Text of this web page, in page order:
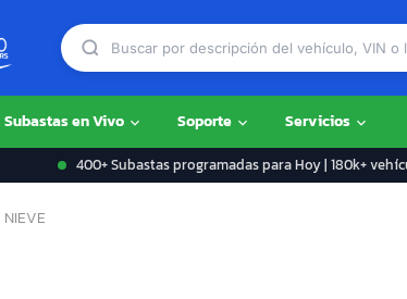
Subastas en Vivo Soporte Servicios
400+ Subastas programadas para Hoy | 180k+
NIEVE